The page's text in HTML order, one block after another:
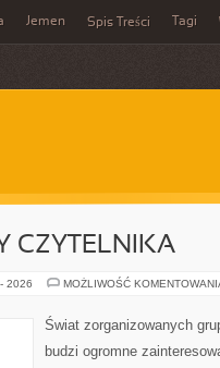
Jemen Spis Treści Tagi
CZYTELNIKA
2026 MOŻLIWOŚĆ
Świat zorganizowanych
budzi ogromne